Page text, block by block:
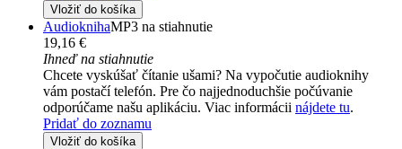
Vložiť do košíka
AudioknihaMP3 na stiahnutie
19,16 €
Ihneď na stiahnutie
Chcete vyskúšať čítanie ušami? Na vypočutie audioknihy
vám postačí telefón. Pre čo najjednoduchšie počúvanie
odporúčame našu aplikáciu. Viac informácii nájdete tu.
Pridať do zoznamu
Vložiť do košíka